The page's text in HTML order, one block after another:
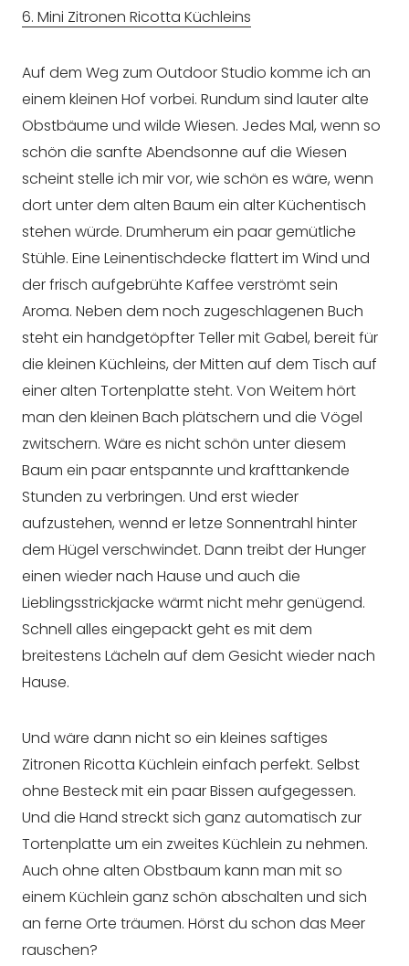
6. Mini Zitronen Ricotta Küchleins
Auf dem Weg zum Outdoor Studio komme ich an
einem kleinen Hof vorbei. Rundum sind lauter alte
Obstbäume und wilde Wiesen. Jedes Mal, wenn so
schön die sanfte Abendsonne auf die Wiesen
scheint stelle ich mir vor, wie schön es wäre, wenn
dort unter dem alten Baum ein alter Küchentisch
stehen würde. Drumherum ein paar gemütliche
Stühle. Eine Leinentischdecke flattert im Wind und
der frisch aufgebrühte Kaffee verströmt sein
Aroma. Neben dem noch zugeschlagenen Buch
steht ein handgetöpfter Teller mit Gabel, bereit für
die kleinen Küchleins, der Mitten auf dem Tisch auf
einer alten Tortenplatte steht. Von Weitem hört
man den kleinen Bach plätschern und die Vögel
zwitschern. Wäre es nicht schön unter diesem
Baum ein paar entspannte und krafttankende
Stunden zu verbringen. Und erst wieder
aufzustehen, wennd er letze Sonnentrahl hinter
dem Hügel verschwindet. Dann treibt der Hunger
einen wieder nach Hause und auch die
Lieblingsstrickjacke wärmt nicht mehr genügend.
Schnell alles eingepackt geht es mit dem
breitestens Lächeln auf dem Gesicht wieder nach
Hause.
Und wäre dann nicht so ein kleines saftiges
Zitronen Ricotta Küchlein einfach perfekt. Selbst
ohne Besteck mit ein paar Bissen aufgegessen.
Und die Hand streckt sich ganz automatisch zur
Tortenplatte um ein zweites Küchlein zu nehmen.
Auch ohne alten Obstbaum kann man mit so
einem Küchlein ganz schön abschalten und sich
an ferne Orte träumen. Hörst du schon das Meer
rauschen?